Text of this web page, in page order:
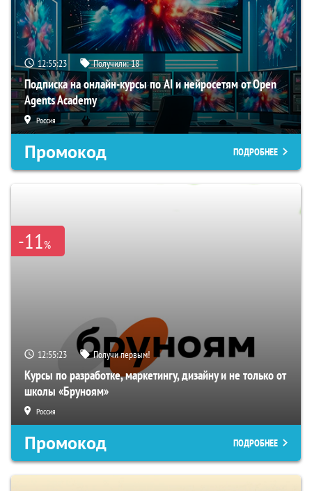
12:55:22 Получили:18
Подписка на онлайн-курсы по AI и нейросетям от Open
Agents Academy
Россия
Промокод ПОДРОБНЕЕ
-11%
12:55:22 Получи первым!
Курсы по разработке, маркетингу, дизайну и не только от
школы «Бруноям»
Россия
Промокод ПОДРОБНЕЕ